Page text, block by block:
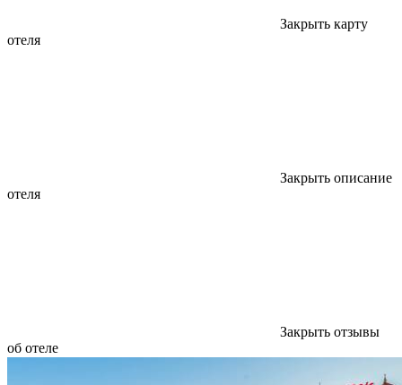
Закрыть карту
отеля
Закрыть описание
отеля
Закрыть отзывы
об отеле